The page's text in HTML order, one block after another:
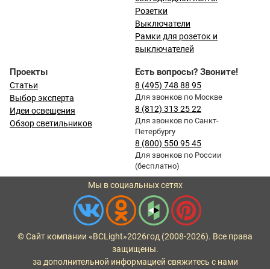
Розетки
Выключатели
Рамки для розеток и
выключателей
Проекты
Статьи
Выбор эксперта
Идеи освещения
Обзор светильников
Есть вопросы? Звоните!
8 (495) 748 88 95
Для звонков по Москве
8 (812) 313 25 22
Для звонков по Санкт-
Петербургу
8 (800) 550 95 45
Для звонков по России
(бесплатно)
Мы в социальных сетях
© Сайт компании «BCLight»2026год (2008-2026). Все права
защищены.
за дополнительной информацией свяжитесь с нами